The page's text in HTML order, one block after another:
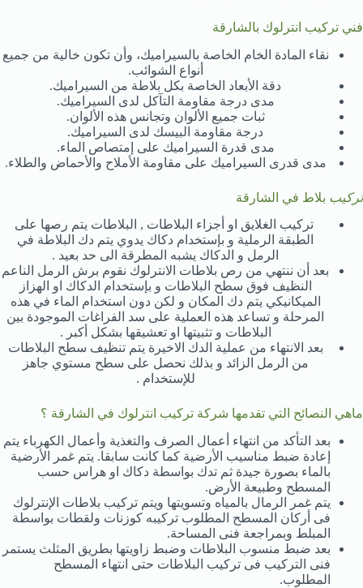
فني تركيب انترلوك بالشارقة
نقاء المادة الخام الخاصة بالسيراميك، وأن تكون خالية من جميع
أنواع الشوائب.
دقة الأبعاد الخاصة بكل بلاطة من السيراميك.
مدى درجة مقاومة التآكل لدى السيراميك.
ثبات جميع الألوان وتجانس هذه الألوان.
درجة مقاومة البيسك لدى السيراميك.
مدى قدرة السيراميك على إمتصاص الماء.
مدى قدرى السيراميك على مقاومة الأملاح والأحماض والطلاء.
تركيب بلاط في الشارقة
تركيب الغلايق او أجزاء البلاطات , البلاطات يتم رصها على
الطبقة الرملية و بإستخدام دكاك يدوي يتم دك البلاطة في
الرمل و الدكاك يشبه المطرقة الى حد بعيد .
بعد أن ننتهي من رص بلاطات الانترلوك نقوم برش الرمل الناعم
النظيف فوق سطح البلاطات و بإستخدام الدكاك او الهزاز
الميكانيكي يتم دك المكان و لكن دون استخدام الماء في هذه
المرحلة و تساعد هذه العملية على سد الفراغات الموجودة بين
البلاطات و تثبيتها او تعشيقها بشكل أكبر .
بعد الانتهاء من عملية الدك الاخيرة يتم تنظيف سطح البلاطات
من الرمل الزائد و بذلك نحصل على سطح مستوي جاهز
للإستخدام .
ماهي النصائح التي تقدمها شركة تركيب انترلوك في الشارقة ؟
بعد التأكد من انتهاء أعمال الصرف والتغذية وأعمال الكهرباء يتم
إعادة ضبط مناسيب الأرضية كما كانت سابقا. يتم غمر الأرضية
بالماء بصورة جيدة ثم تدك بواسطة دكاك او هراس حسب
المسطح وطبيعة الأرض.
يتم غمر الرمال بالمياه وتسويتها ويتم تركيب بلاطات الإنترلوك
فى أركان المسطح المطلوب تركيبه كوزنات ولقطات بواسطة
المبلط وبمراجعة فنى المساحة.
بعد ضبط منسوب البلاطات وضبط زاويتها بطريق المثلث يستمر
فنى التركيب فى تركيب البلاطات حتى انتهاء المسطح
المطلوب.